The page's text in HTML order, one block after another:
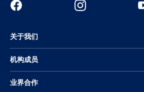
关于我们
机构成员
业界合作